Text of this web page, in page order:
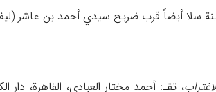
، تقـ: أحمد مختار العبادي، القاهرة، دار